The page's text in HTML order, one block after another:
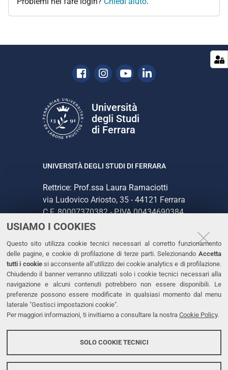
USIAMO I COOKIES
Questo sito utilizza cookie tecnici necessari al corretto funzionamento
delle pagine, e cookie di profilazione di terze parti. Selezionando Accetta
tutti i cookiesi acconsente all’utilizzo dei cookie analytics e di profilazione.
Chiudendo il banner verranno utilizzati solo i cookie tecnici necessari alla
navigazione e alcuni contenuti potrebbero non essere disponibili. Le
preferenze possono essere modificate in qualsiasi momento dal menu
laterale "Gestisci impostazioni cookie".
Per maggiori informazioni, ti invitiamo a consultare la nostra Cookie Policy.
SOLO COOKIE TECNICI
Facebook
Instagram
YoutubeLinkedin
Università
degli Studi
di Ferrara
UNIVERSITÀ DEGLI STUDI DI FERRARA
Rettrice: Prof.ssa Laura Ramaciotti
via Ludovico Ariosto, 35 - 44121 Ferrara
C.F. 80007370382 - P.IVA 00434690384
CONTATTI
Tel. +39 0532 293111
Fax. +39 0532 293031
PEC
LINKS
Accessibilità
Protezione dati personali